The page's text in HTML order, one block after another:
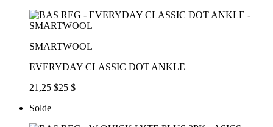
SMARTWOOL
EVERYDAY CLASSIC DOT ANKLE
21,25 $25 $
Solde